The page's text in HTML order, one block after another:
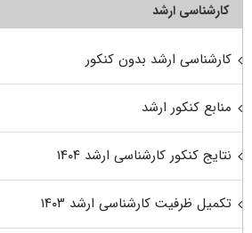
کارشناسی ارشد
کارشناسی ارشد بدون کنکور
منابع کنکور ارشد
نتایج کنکور کارشناسی ارشد ۱۴۰۴
تکمیل ظرفیت کارشناسی ارشد ۱۴۰۳